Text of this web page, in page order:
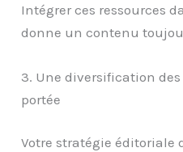
Intégrer ces ressources
donne un contenu
3. Une diversification
portée
Votre stratégie éditoriale